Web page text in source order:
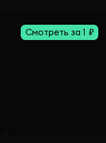
Смотреть за 1 ₽